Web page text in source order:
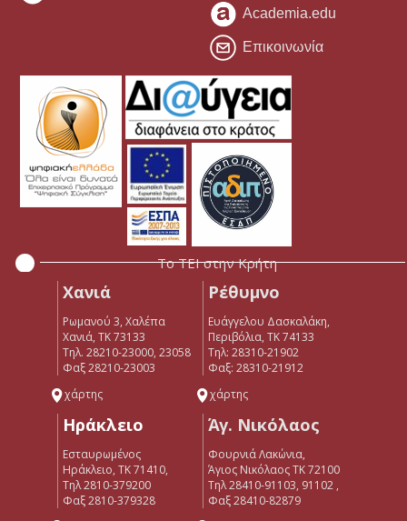
Academia.edu
Επικοινωνία
Το ΤΕΙ στην Κρήτη
Χανιά
Ρωμανού 3, Χαλέπα
Χανιά, ΤΚ 73133
Τηλ. 28210-23000, 23058
Φαξ 28210-23003
χάρτης
Ρέθυμνο
Ευάγγελου Δασκαλάκη,
Περιβόλια, ΤΚ 74133
Tηλ: 28310-21902
Φαξ: 28310-21912
χάρτης
Ηράκλειο
Εσταυρωμένος
Ηράκλειο, ΤΚ 71410,
Τηλ 2810-379200
Φαξ 2810-379328
Άγ. Νικόλαος
Φουρνιά Λακώνια,
Άγιος Νικόλαος ΤΚ 72100
Τηλ 28410-91103, 91102 ,
Φαξ 28410-82879